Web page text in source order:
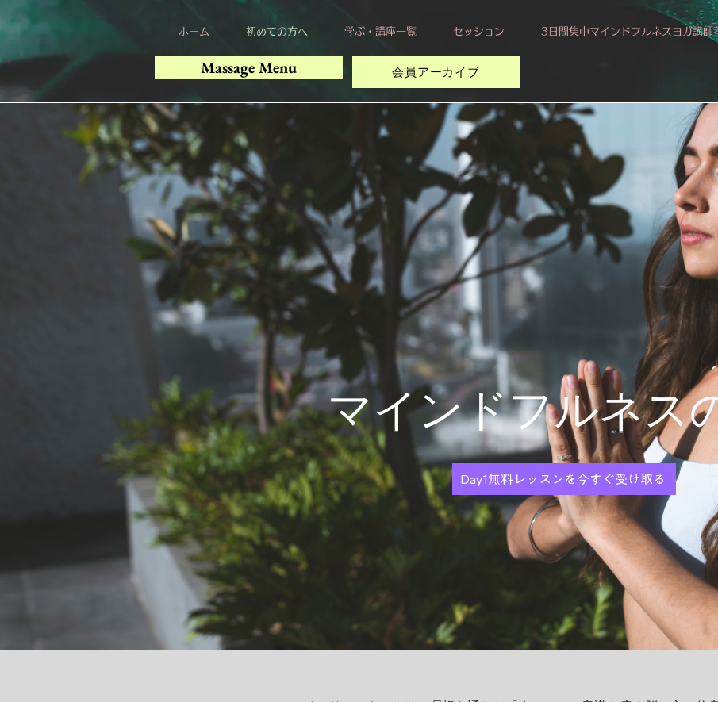
ホーム 初めての方へ 学ぶ・講座一覧 セッション 3日間集中マインドフルネスヨガ講師
Massage Menu 会員アーカイブ
マインドフルネス
Day1無料レッスンを今すぐ受け取る